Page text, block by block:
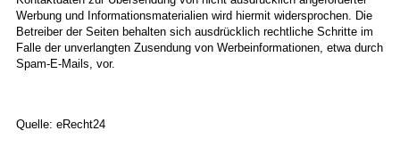
Werbung und Informationsmaterialien wird hiermit widersprochen. Die
Betreiber der Seiten behalten sich ausdrücklich rechtliche Schritte im
Falle der unverlangten Zusendung von Werbeinformationen, etwa durch
Spam-E-Mails, vor.
Quelle: eRecht24